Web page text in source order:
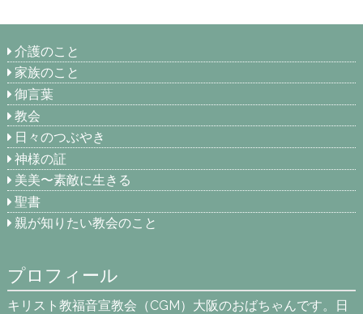
介護のこと
家族のこと
御言葉
教会
日々のつぶやき
神様の証
美美〜素敵に生きる
聖書
親が知りたい教会のこと
プロフィール
キリスト教福音宣教会（CGM）大阪のおばちゃんです。日